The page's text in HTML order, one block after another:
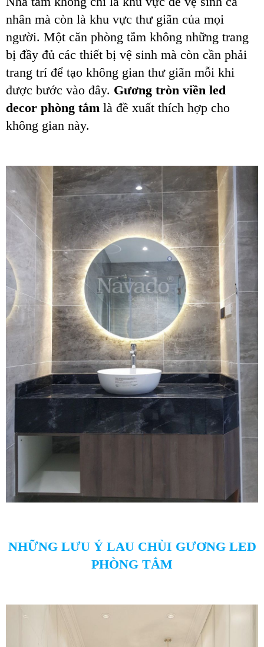
nhân mà còn là khu vực thư giãn của mọi
người. Một căn phòng tắm không những trang
bị đầy đủ các thiết bị vệ sinh mà còn cần phải
trang trí để tạo không gian thư giãn mỗi khi
được bước vào đây. Gương tròn viền led
decor phòng tắm là đề xuất thích hợp cho
không gian này.
NHỮNG LƯU Ý LAU CHÙI GƯƠNG LED
PHÒNG TẮM